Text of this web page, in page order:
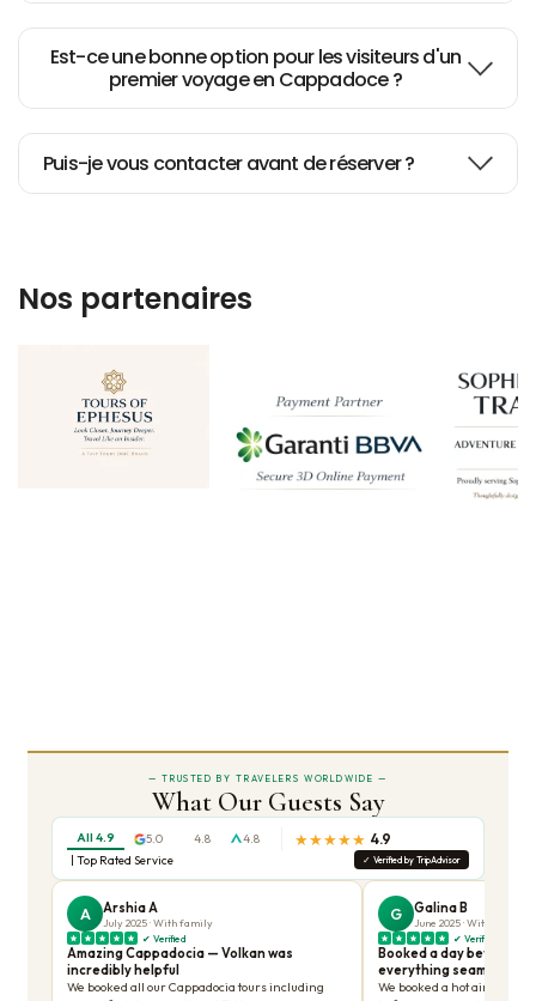
Maria B
Mª DE LA PALMA E
Est-ce une bonne option pour les visiteurs d'un
premier voyage en Cappadoce ?
Puis-je vous contacter avant de réserver ?
Nos partenaires